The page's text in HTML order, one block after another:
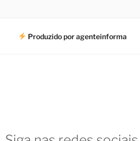
Produzido por agenteinforma